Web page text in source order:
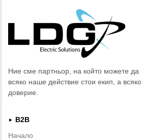
Ние сме партньор, на който можете да
всяко наше действие стои екип, а
доверие.
►
B2B
Начало